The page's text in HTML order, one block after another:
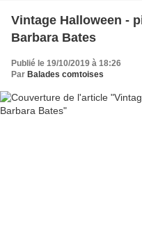
Vintage Halloween - pin up - Penny Edward -
Barbara Bates
Publié le 19/10/2019 à 18:26
Par Balades comtoises